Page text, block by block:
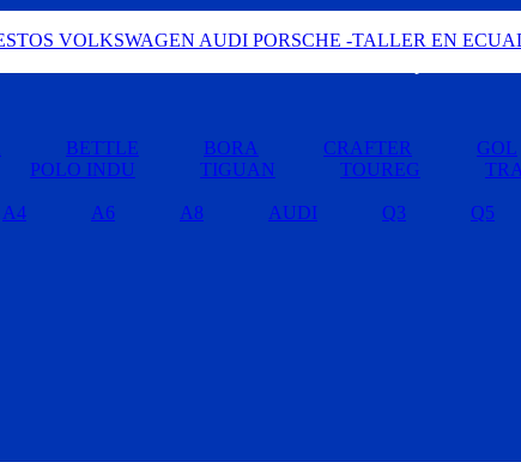
BETTLE BORA CRAFTER GOL
POLO INDU TIGUAN TOUREG
A4 A6 A8 AUDI Q3 Q5